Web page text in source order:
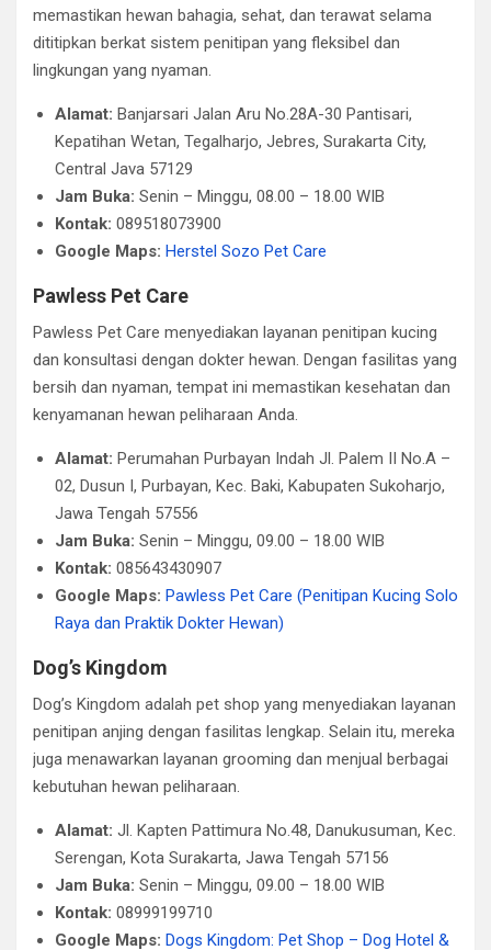
memastikan hewan bahagia, sehat, dan terawat selama
dititipkan berkat sistem penitipan yang fleksibel dan
lingkungan yang nyaman.
Alamat: Banjarsari Jalan Aru No.28A-30 Pantisari,
Kepatihan Wetan, Tegalharjo, Jebres, Surakarta City,
Central Java 57129
Jam Buka: Senin – Minggu, 08.00 – 18.00 WIB
Kontak: 089518073900
Google Maps: Herstel Sozo Pet Care
Pawless Pet Care
Pawless Pet Care menyediakan layanan penitipan kucing
dan konsultasi dengan dokter hewan. Dengan fasilitas yang
bersih dan nyaman, tempat ini memastikan kesehatan dan
kenyamanan hewan peliharaan Anda.​
Alamat: Perumahan Purbayan Indah Jl. Palem II No.A –
02, Dusun I, Purbayan, Kec. Baki, Kabupaten Sukoharjo,
Jawa Tengah 57556
Jam Buka: Senin – Minggu, 09.00 – 18.00 WIB
Kontak: 085643430907
Google Maps: Pawless Pet Care (Penitipan Kucing Solo
Raya dan Praktik Dokter Hewan)
Dog’s Kingdom
Dog’s Kingdom adalah pet shop yang menyediakan layanan
penitipan anjing dengan fasilitas lengkap. Selain itu, mereka
juga menawarkan layanan grooming dan menjual berbagai
kebutuhan hewan peliharaan.​
Alamat: Jl. Kapten Pattimura No.48, Danukusuman, Kec.
Serengan, Kota Surakarta, Jawa Tengah 57156
Jam Buka: Senin – Minggu, 09.00 – 18.00 WIB
Kontak: 08999199710​
Google Maps: Dogs Kingdom: Pet Shop – Dog Hotel &